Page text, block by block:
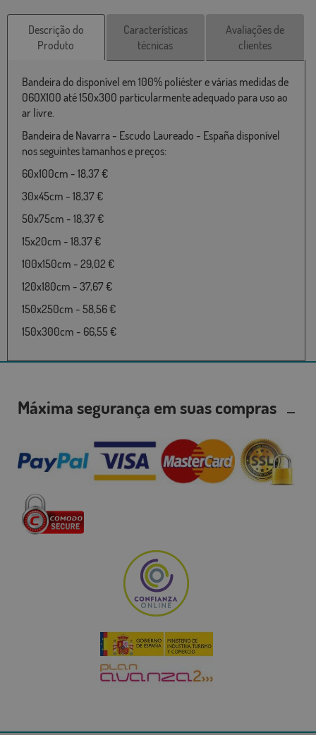
Descrição do
Produto
Características
técnicas
Avaliações de
clientes
Bandeira do disponível em 100% poliéster e várias medidas de
060X100 até 150x300 particularmente adequado para uso ao
ar livre.
Bandeira de Navarra - Escudo Laureado - España disponível
nos seguintes tamanhos e preços:
60x100cm - 18,37 €
30x45cm - 18,37 €
50x75cm - 18,37 €
15x20cm - 18,37 €
100x150cm - 29,02 €
120x180cm - 37,67 €
150x250cm - 58,56 €
150x300cm - 66,55 €
Máxima segurança em suas compras